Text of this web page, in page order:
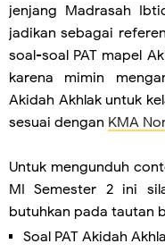
jenjang Madrasah
jadikan sebagai
soal-soal PAT mapel
karena mimin
Akidah Akhlak untuk
sesuai dengan KMA
Untuk mengunduh
MI Semester 2 ini
butuhkan pada tautan
Soal PAT Akidah